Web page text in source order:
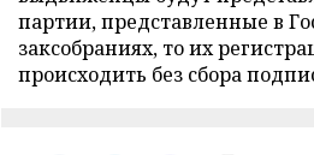
партии, представленные в
заксобраниях, то их
происходить без сбора